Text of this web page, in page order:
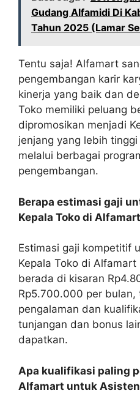
Gudang Alfamidi Di
Tahun 2025 (Lamar
Tentu saja! Alfamart
pengembangan karir
kinerja yang baik dan
Toko memiliki peluang
dipromosikan menjadi
jenjang yang lebih
melalui berbagai
pengembangan.
Berapa estimasi gaji
Kepala Toko di
Estimasi gaji kompetitif
Kepala Toko di
berada di kisaran
Rp5.700.000 per bulan,
pengalaman dan
tunjangan dan bonus
dapatkan.
Apa kualifikasi paling
Alfamart untuk Asisten